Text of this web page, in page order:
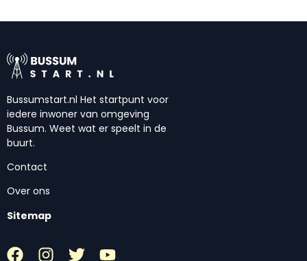
Bussumstart.nl Het startpunt voor
iedere inwoner van omgeving
Bussum. Weet wat er speelt in de
buurt.
Contact
Over ons
Sitemap